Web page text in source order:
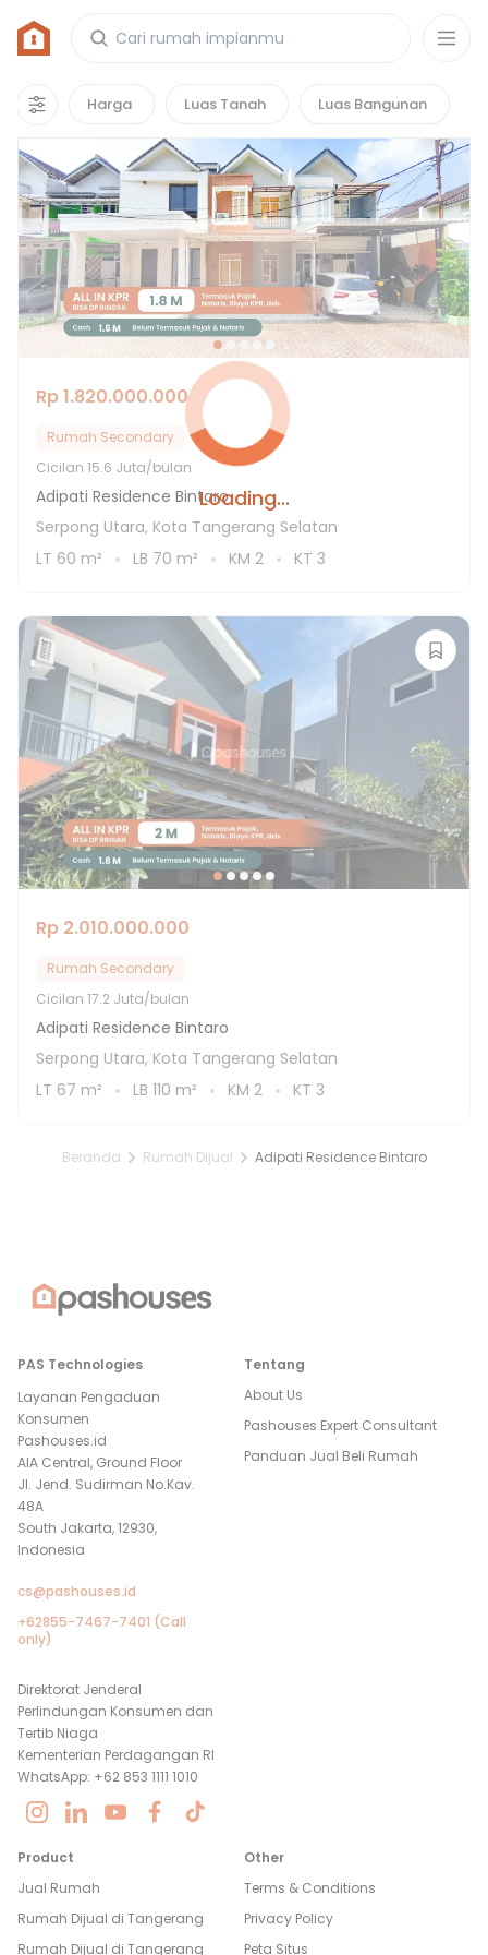
Harga Luas Tanah Luas Bangunan
Loading...
Rumah di Adipati Residence Bintaro
2properti
Hot Deals
Rp 1.820.000.000
Rumah Secondary
Cicilan 15.6 Juta/bulan
Adipati Residence Bintaro
Serpong Utara, Kota Tangerang Selatan
LT 60 m² LB 70 m² KM 2 KT 3
Rp 2.010.000.000
Rumah Secondary
Cicilan 17.2 Juta/bulan
Adipati Residence Bintaro
Serpong Utara, Kota Tangerang Selatan
LT 67 m² LB 110 m² KM 2 KT 3
Beranda Rumah Dijual Adipati Residence Bintaro
PAS Technologies
Layanan Pengaduan
Konsumen
Pashouses.id
AIA Central, Ground Floor
Jl. Jend. Sudirman No.Kav.
48A
South Jakarta, 12930,
Indonesia
cs@pashouses.id
+62855-7467-7401 (Call
only)
Direktorat Jenderal
Perlindungan Konsumen dan
Tertib Niaga
Kementerian Perdagangan RI
WhatsApp: +62 853 1111 1010
Tentang
About Us
Pashouses Expert Consultant
Panduan Jual Beli Rumah
Product
Jual Rumah
Rumah Dijual di Tangerang
Rumah Dijual di Tangerang
Other
Terms & Conditions
Privacy Policy
Peta Situs